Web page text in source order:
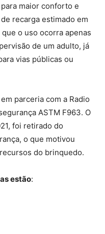
maior conforto e
recarga estimado em
o uso ocorra apenas
de um adulto, já
vias públicas ou
parceria com a Radio
ASTM F963. O
foi retirado do
o que motivou
do brinquedo.
estão: